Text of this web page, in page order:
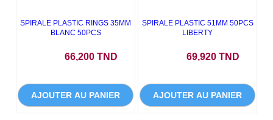
SPIRALE PLASTIC RINGS 35MM
BLANC 50PCS
66,200 TND
AJOUTER AU PANIER
SPIRALE PLASTIC 51MM 50PCS
LIBERTY
69,920 TND
AJOUTER AU PANIER